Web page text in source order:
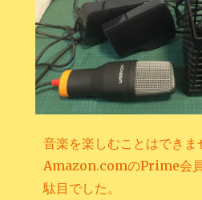
音楽を楽しむことはできま
Amazon.comのPrime会
駄目でした。